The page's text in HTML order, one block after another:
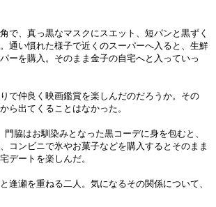
で、真っ黒なマスクにスエット、短パンと黒ずく
通い慣れた様子で近くのスーパーへ入ると、生鮮
ーを購入。そのまま金子の自宅へと入っていっ
で仲良く映画鑑賞を楽しんだのだろうか。その
ら出てくることはなかった。
門脇はお馴染みとなった黒コーデに身を包むと、
コンビニで氷やお菓子などを購入するとそのまま
デートを楽しんだ。
逢瀬を重ねる二人。気になるその関係について、